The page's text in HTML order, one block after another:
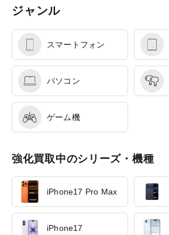
ジャンル
スマートフォン
パソコン
ゲーム機
強化買取中のシリーズ・機種
iPhone17 Pro Max
iPhone17